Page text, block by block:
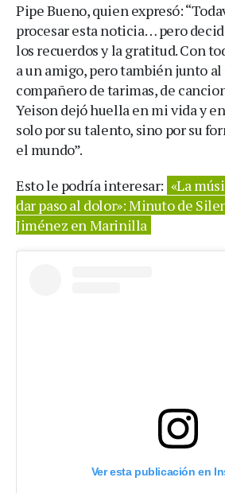
Pipe Bueno, quien expresó:
procesar esta noticia… pero
los recuerdos y la gratitud. Con
a un amigo, pero también junto al
compañero de tarimas, de
Yeison dejó huella en mi vida y
solo por su talento, sino por su
el mundo”.
Esto le podría interesar: «La
dar paso al dolor»: Minuto de
Jiménez en Marinilla
Ver esta publicación en